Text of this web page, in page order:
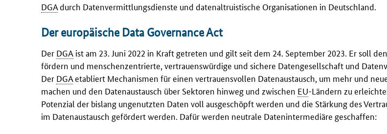
DGAdurch Datenvermittlungsdienste und datenaltruistische Organisationen in Deutschland.
Der europäische Data Governance Act
Der DGA ist am 23. Juni 2022 in Kraft getreten und gilt seit dem 24. September 2023. Er soll
fördern und menschenzentrierte, vertrauenswürdige und sichere Datengesellschaft und
Der DGAetabliert Mechanismen für einen vertrauensvollen Datenaustausch, um mehr und
machen und den Datenaustausch über Sektoren hinweg und zwischen EU-Ländern zu
Potenzial der bislang ungenutzten Daten voll ausgeschöpft werden und die Stärkung des
im Datenaustausch gefördert werden. Dafür werden neutrale Datenintermediäre geschaffen: